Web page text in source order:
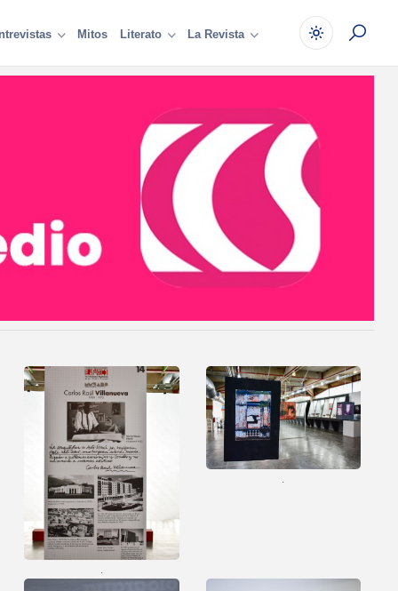
Mitos Literato La Revista
.
.